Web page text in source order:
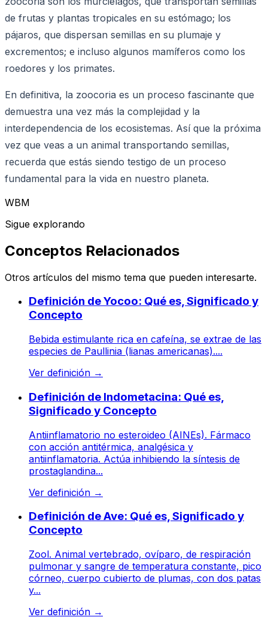
de frutas y plantas tropicales en su estómago; los
pájaros, que dispersan semillas en su plumaje y
excrementos; e incluso algunos mamíferos como los
roedores y los primates.
En definitiva, la zoocoria es un proceso fascinante que
demuestra una vez más la complejidad y la
interdependencia de los ecosistemas. Así que la próxima
vez que veas a un animal transportando semillas,
recuerda que estás siendo testigo de un proceso
fundamental para la vida en nuestro planeta.
WBM
Sigue explorando
Conceptos Relacionados
Otros artículos del mismo tema que pueden interesarte.
Definición de Yocoo: Qué es, Significado y
Concepto
Bebida estimulante rica en cafeína, se extrae de las
especies de Paullinia (lianas americanas)....
Ver definición →
Definición de Indometacina: Qué es,
Significado y Concepto
Antiinflamatorio no esteroideo (AINEs). Fármaco
con acción antitérmica, analgésica y
antiinflamatoria. Actúa inhibiendo la síntesis de
prostaglandina...
Ver definición →
Definición de Ave: Qué es, Significado y
Concepto
Zool. Animal vertebrado, ovíparo, de respiración
pulmonar y sangre de temperatura constante, pico
córneo, cuerpo cubierto de plumas, con dos patas
y...
Ver definición →